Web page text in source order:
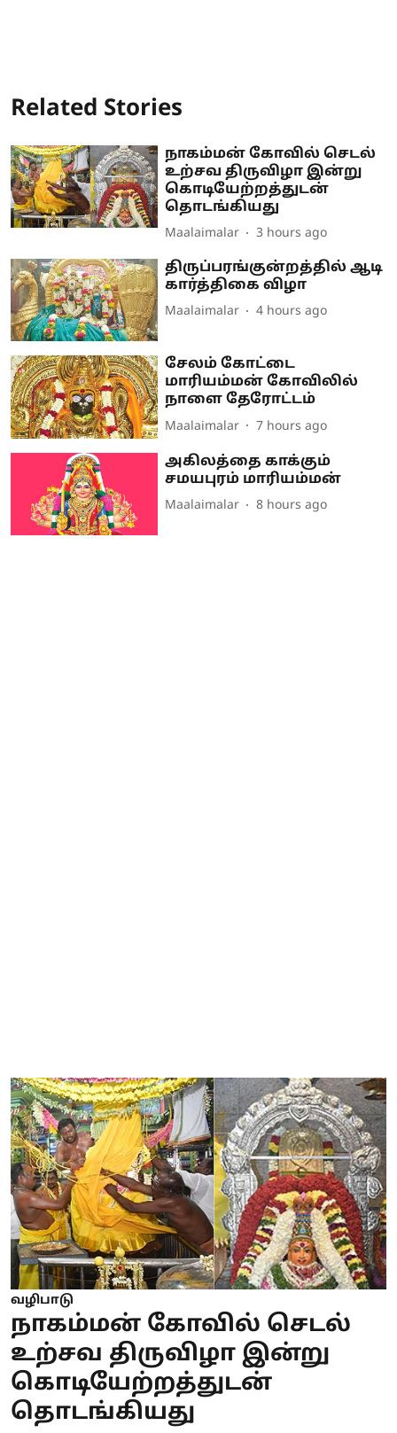
Related Stories
நாகம்மன் கோவில் செடல்
உற்சவ திருவிழா இன்று
கொடியேற்றத்துடன்
தொடங்கியது
Maalaimalar 3 hours ago
திருப்பரங்குன்றத்தில் ஆடி
கார்த்திகை விழா
Maalaimalar 4 hours ago
சேலம் கோட்டை
மாரியம்மன் கோவிலில்
நாளை தேரோட்டம்
Maalaimalar 7 hours ago
அகிலத்தை காக்கும்
சமயபுரம் மாரியம்மன்
Maalaimalar 8 hours ago
வழிபாடு
நாகம்மன் கோவில் செடல்
உற்சவ திருவிழா இன்று
கொடியேற்றத்துடன்
தொடங்கியது